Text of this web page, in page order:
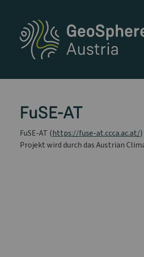
FuSE-AT
FuSE-AT (https://fuse-at.ccca.ac.at/
Projekt wird durch das Austrian